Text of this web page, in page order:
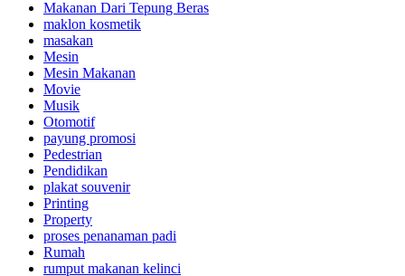
Makanan Dari Tepung Beras
maklon kosmetik
masakan
Mesin
Mesin Makanan
Movie
Musik
Otomotif
payung promosi
Pedestrian
Pendidikan
plakat souvenir
Printing
Property
proses penanaman padi
Rumah
rumput makanan kelinci